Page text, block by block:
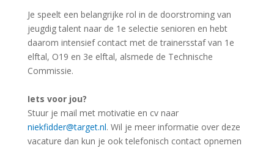
Je speelt een belangrijke rol in de doorstroming van
jeugdig talent naar de 1e selectie senioren en hebt
daarom intensief contact met de trainersstaf van 1e
elftal, O19 en 3e elftal, alsmede de Technische
Commissie.
Iets voor jou?
Stuur je mail met motivatie en cv naar
niekfidder@target.nl. Wil je meer informatie over deze
vacature dan kun je ook telefonisch contact opnemen